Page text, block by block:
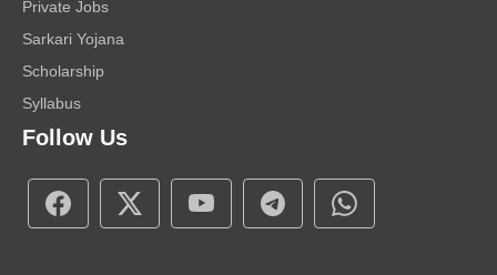
Private Jobs
Sarkari Yojana
Scholarship
Syllabus
Follow Us